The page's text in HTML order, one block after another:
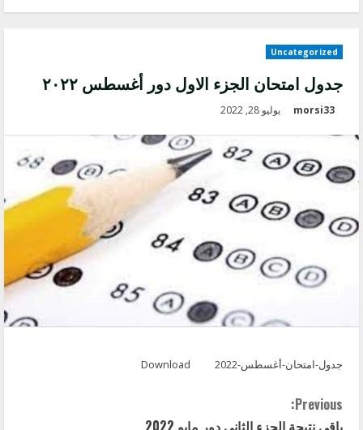
Uncategorized
جدول امتحان الجزء الاول دور أغسطس ٢٠٢٢
morsi33 يوليو 28, 2022
جدول-امتحان-أغسطس-2022 Download
C
Previous:
باقى نتيجة الجزء الثانى دور مايو 2022